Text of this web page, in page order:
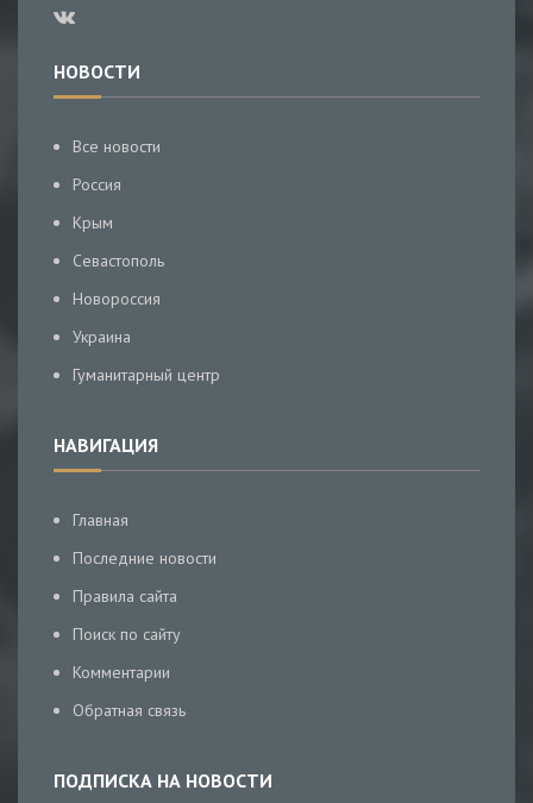
НОВОСТИ
Все новости
Россия
Крым
Севастополь
Новороссия
Украина
Гуманитарный центр
НАВИГАЦИЯ
Главная
Последние новости
Правила сайта
Поиск по сайту
Комментарии
Обратная связь
ПОДПИСКА НА НОВОСТИ